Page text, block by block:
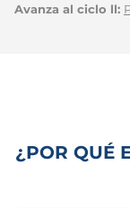
Avanza al ciclo ll:
¿POR QUÉ